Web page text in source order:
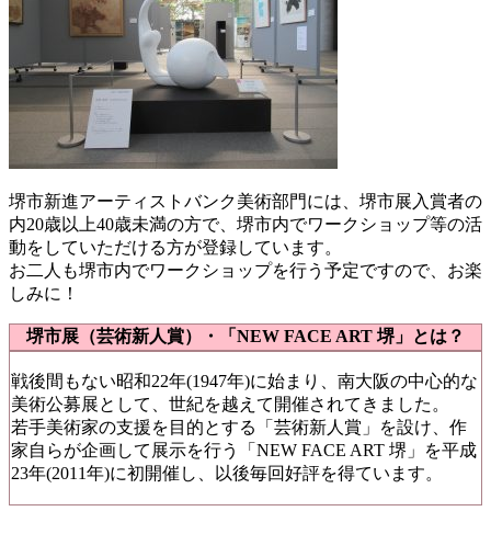
堺市新進アーティストバンク美術部門には、堺市展入賞者の
内20歳以上40歳未満の方で、堺市内でワークショップ等の活
動をしていただける方が登録しています。
お二人も堺市内でワークショップを行う予定ですので、お楽
しみに！
堺市展（芸術新人賞）・「NEW FACE ART 堺」とは？
戦後間もない昭和22年(1947年)に始まり、南大阪の中心的な
美術公募展として、世紀を越えて開催されてきました。
若手美術家の支援を目的とする「芸術新人賞」を設け、作
家自らが企画して展示を行う「NEW FACE ART 堺」を平成
23年(2011年)に初開催し、以後毎回好評を得ています。